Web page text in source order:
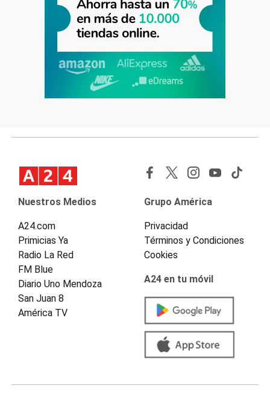
Nuestros Medios
A24.com
Primicias Ya
Radio La Red
FM Blue
Diario Uno Mendoza
San Juan 8
América TV
Grupo América
Privacidad
Términos y Condiciones
Cookies
A24 en tu móvil